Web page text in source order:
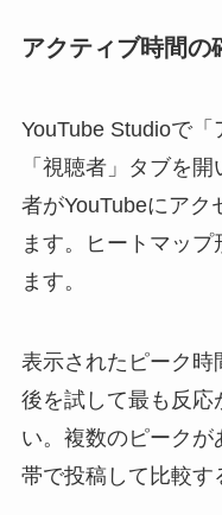
アクティブ時間の
YouTube Studioで「
「視聴者」タブを
者がYouTubeにアク
ます。ヒートマップ
ます。
表示されたピーク
後を試して最も反応
い。複数のピークが
帯で投稿して比較す